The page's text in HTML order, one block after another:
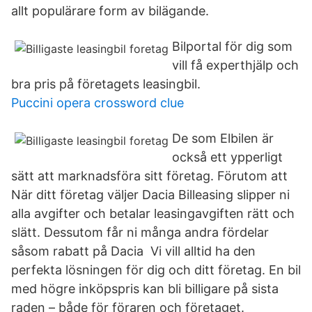
allt populärare form av bilägande.
Bilportal för dig som
vill få experthjälp och
bra pris på företagets leasingbil.
Puccini opera crossword clue
De som Elbilen är
också ett ypperligt
sätt att marknadsföra sitt företag. Förutom att
När ditt företag väljer Dacia Billeasing slipper ni
alla avgifter och betalar leasingavgiften rätt och
slätt. Dessutom får ni många andra fördelar
såsom rabatt på Dacia Vi vill alltid ha den
perfekta lösningen för dig och ditt företag. En bil
med högre inköpspris kan bli billigare på sista
raden – både för föraren och företaget.